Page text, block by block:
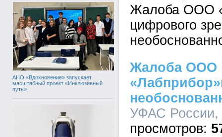
АНО «Вдохновение» запускает
масштабный проект «Инклюзивный
путь»
Жалоба ООО
цифрового
Жалоба ООО
УФАС России,